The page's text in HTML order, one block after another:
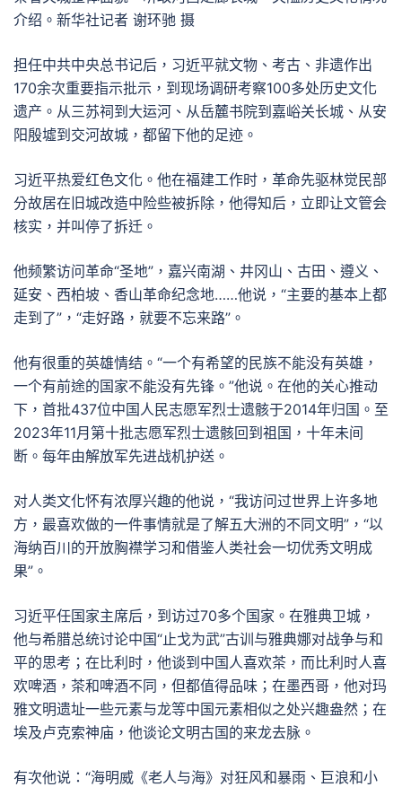
介绍。新华社记者 谢环驰 摄
担任中共中央总书记后，习近平就文物、考古、非遗作出
170余次重要指示批示，到现场调研考察100多处历史文化
遗产。从三苏祠到大运河、从岳麓书院到嘉峪关长城、从安
阳殷墟到交河故城，都留下他的足迹。
习近平热爱红色文化。他在福建工作时，革命先驱林觉民部
分故居在旧城改造中险些被拆除，他得知后，立即让文管会
核实，并叫停了拆迁。
他频繁访问革命“圣地”，嘉兴南湖、井冈山、古田、遵义、
延安、西柏坡、香山革命纪念地……他说，“主要的基本上都
走到了”，“走好路，就要不忘来路”。
他有很重的英雄情结。“一个有希望的民族不能没有英雄，
一个有前途的国家不能没有先锋。”他说。在他的关心推动
下，首批437位中国人民志愿军烈士遗骸于2014年归国。至
2023年11月第十批志愿军烈士遗骸回到祖国，十年未间
断。每年由解放军先进战机护送。
对人类文化怀有浓厚兴趣的他说，“我访问过世界上许多地
方，最喜欢做的一件事情就是了解五大洲的不同文明”，“以
海纳百川的开放胸襟学习和借鉴人类社会一切优秀文明成
果”。
习近平任国家主席后，到访过70多个国家。在雅典卫城，
他与希腊总统讨论中国“止戈为武”古训与雅典娜对战争与和
平的思考；在比利时，他谈到中国人喜欢茶，而比利时人喜
欢啤酒，茶和啤酒不同，但都值得品味；在墨西哥，他对玛
雅文明遗址一些元素与龙等中国元素相似之处兴趣盎然；在
埃及卢克索神庙，他谈论文明古国的来龙去脉。
有次他说：“海明威《老人与海》对狂风和暴雨、巨浪和小